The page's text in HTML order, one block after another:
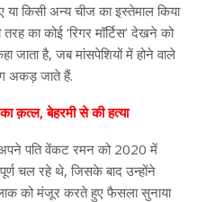
या किसी अन्य चीज का इस्तेमाल किया
का कोई ‘रिगर मॉर्टिस’ देखने को
जाता है, जब मांसपेशियों में होने वाले
अकड़ जाते हैं.
क़त्ल, बेहरमी से की हत्या
पति वेंकट रमन को 2020 में
चल रहे थे, जिसके बाद उन्होंने
को मंजूर करते हुए फैसला सुनाया